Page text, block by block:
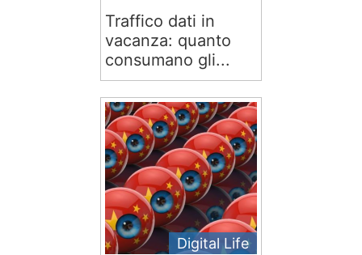
Traffico dati in
vacanza: quanto
consumano gli...
Digital Life